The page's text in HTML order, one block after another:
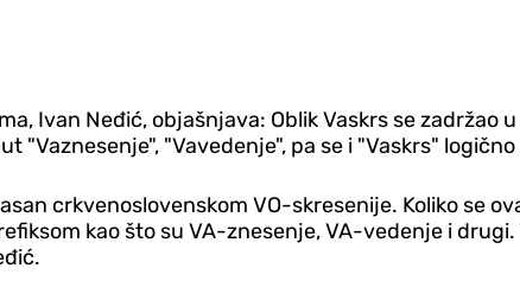
Ivan Neđić, objašnjava: Oblik Vaskrs se zadržao
"Vavedenje", pa se i "Vaskrs"
crkvenoslovenskom VO-skresenije. Koliko se
kao što su VA-znesenje, VA-vedenje i drugi.